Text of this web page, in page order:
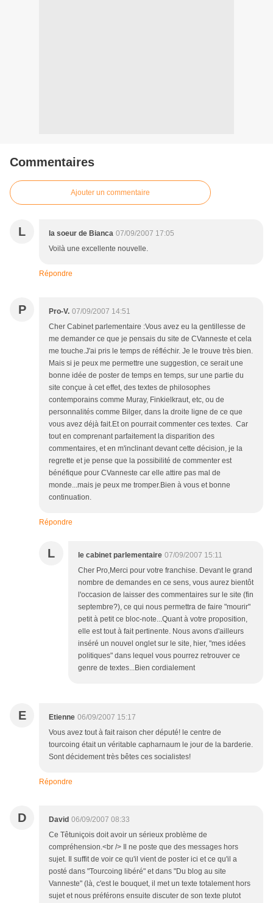
Commentaires
Ajouter un commentaire
L la soeur de Bianca 07/09/2007 17:05
Voilà une excellente nouvelle.
Répondre
P Pro-V. 07/09/2007 14:51
Cher Cabinet parlementaire :Vous avez eu la gentillesse de
me demander ce que je pensais du site de CVanneste et cela
me touche.J'ai pris le temps de réfléchir. Je le trouve très bien.
Mais si je peux me permettre une suggestion, ce serait une
bonne idée de poster de temps en temps, sur une partie du
site conçue à cet effet, des textes de philosophes
contemporains comme Muray, Finkielkraut, etc, ou de
personnalités comme Bilger, dans la droite ligne de ce que
vous avez déjà fait.Et on pourrait commenter ces textes. Car
tout en comprenant parfaitement la disparition des
commentaires, et en m'inclinant devant cette décision, je la
regrette et je pense que la possibilité de commenter est
bénéfique pour CVanneste car elle attire pas mal de
monde...mais je peux me tromper.Bien à vous et bonne
continuation.
Répondre
L le cabinet parlementaire 07/09/2007 15:11
Cher Pro,Merci pour votre franchise. Devant le grand
nombre de demandes en ce sens, vous aurez bientôt
l'occasion de laisser des commentaires sur le site (fin
septembre?), ce qui nous permettra de faire "mourir"
petit à petit ce bloc-note...Quant à votre proposition,
elle est tout à fait pertinente. Nous avons d'ailleurs
inséré un nouvel onglet sur le site, hier, "mes idées
politiques" dans lequel vous pourrez retrouver ce
genre de textes...Bien cordialement
E Etienne 06/09/2007 15:17
Vous avez tout à fait raison cher député! le centre de
tourcoing était un véritable capharnaum le jour de la barderie.
Sont décidement très bêtes ces socialistes!
Répondre
D David 06/09/2007 08:33
Ce Têtuniçois doit avoir un sérieux problème de
compréhension.<br /> Il ne poste que des messages hors
sujet. Il suffit de voir ce qu'il vient de poster ici et ce qu'il a
posté dans "Tourcoing libéré" et dans "Du blog au site
Vanneste" (là, c'est le bouquet, il met un texte totalement hors
sujet et nous préférons ensuite discuter de son texte plutot